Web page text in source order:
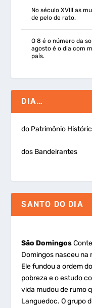
No século XVIII as
de pelo de rato.
O 8 é o número da
agosto é o dia com
país.
DIA…
do Patrimônio
dos Bandeirantes
SANTO DO DIA
São Domingos
Domingos nasceu na
Ele fundou a ordem
pobreza e o estudo
vida mudou de rumo
Languedoc. O grupo